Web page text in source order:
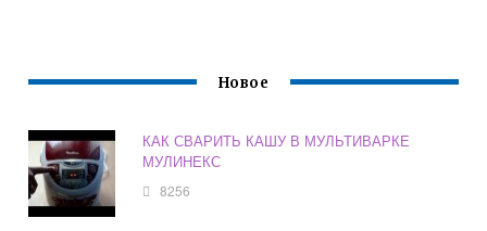
Новое
КАК СВАРИТЬ КАШУ В МУЛЬТИВАРКЕ
МУЛИНЕКС
8256